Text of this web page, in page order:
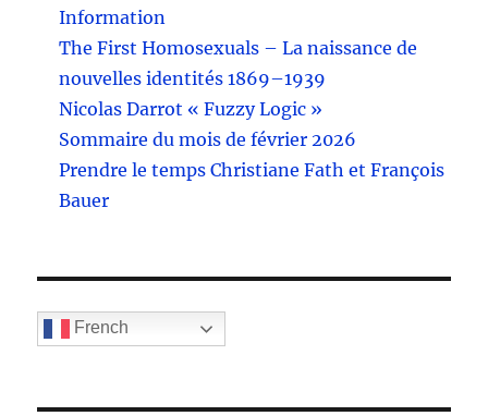
Information
The First Homosexuals – La naissance de
nouvelles identités 1869–1939
Nicolas Darrot « Fuzzy Logic »
Sommaire du mois de février 2026
Prendre le temps Christiane Fath et François
Bauer
French